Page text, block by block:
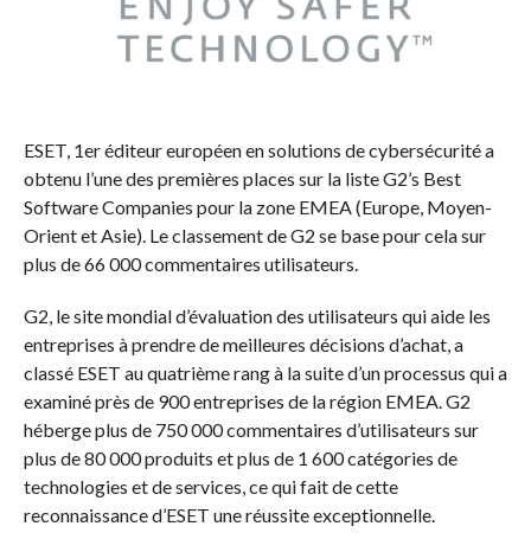
ESET, 1er éditeur européen en solutions de cybersécurité a
obtenu l’une des premières places sur la liste G2’s Best
Software Companies pour la zone EMEA (Europe, Moyen-
Orient et Asie). Le classement de G2 se base pour cela sur
plus de 66 000 commentaires utilisateurs.
G2, le site mondial d’évaluation des utilisateurs qui aide les
entreprises à prendre de meilleures décisions d’achat, a
classé ESET au quatrième rang à la suite d’un processus qui a
examiné près de 900 entreprises de la région EMEA. G2
héberge plus de 750 000 commentaires d’utilisateurs sur
plus de 80 000 produits et plus de 1 600 catégories de
technologies et de services, ce qui fait de cette
reconnaissance d’ESET une réussite exceptionnelle.